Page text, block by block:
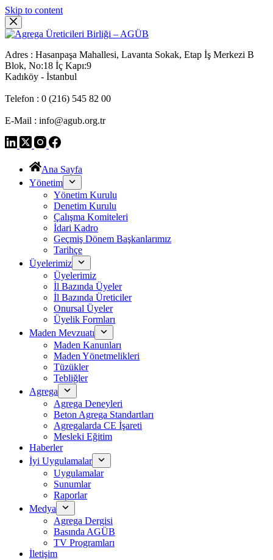
Skip to content
Adres : Hasanpaşa Mahallesi, Lavanta Sokak, Etap İş Merkezi B
Blok, No:18 İç Kapı:9
Kadıköy - İstanbul
Telefon : 0 (216) 545 82 00
E-Mail : info@agub.org.tr
Ana Sayfa
Yönetim
Yönetim Kurulu
Denetim Kurulu
Çalışma Komiteleri
İdari Kadro
Geçmiş Dönem Başkanlarımız
Tarihçe
Üyelerimiz
Üyelerimiz
İl Bazında Üyeler
İl Bazında Üreticiler
Onursal Üyeler
Üyelik Formları
Maden Mevzuatı
Maden Kanunları
Maden Yönetmelikleri
Tüzükler
Tebliğler
Agrega
Agrega Deneyleri
Beton Agrega Standartları
Agregalarda CE İşareti
Mesleki Eğitim
Haberler
İyi Uygulamalar
Uygulamalar
Sunumlar
Raporlar
Medya
Agrega Dergisi
Basında AGÜB
TV Programları
İletişim